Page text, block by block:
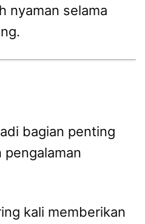
nyaman selama
bagian penting
pengalaman
kali memberikan